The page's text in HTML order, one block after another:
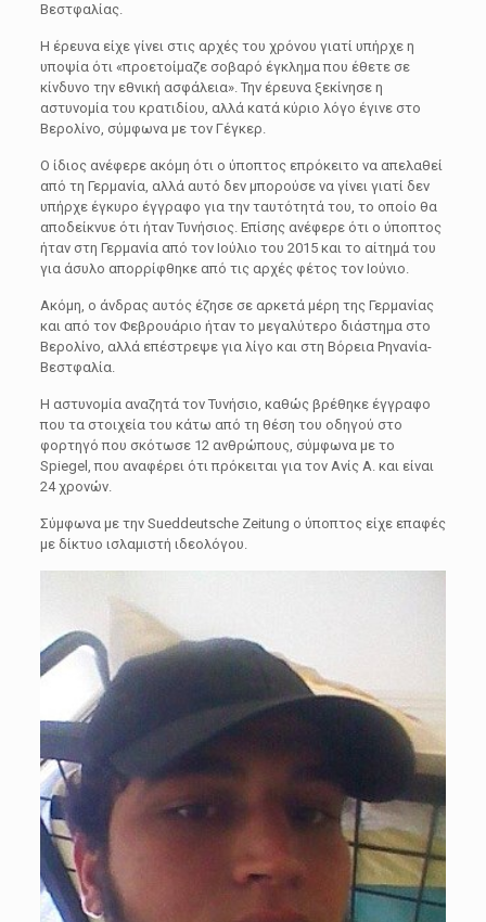
Βεστφαλίας.
Η έρευνα είχε γίνει στις αρχές του χρόνου γιατί υπήρχε η
υποψία ότι «προετοίμαζε σοβαρό έγκλημα που έθετε σε
κίνδυνο την εθνική ασφάλεια». Την έρευνα ξεκίνησε η
αστυνομία του κρατιδίου, αλλά κατά κύριο λόγο έγινε στο
Βερολίνο, σύμφωνα με τον Γέγκερ.
Ο ίδιος ανέφερε ακόμη ότι ο ύποπτος επρόκειτο να απελαθεί
από τη Γερμανία, αλλά αυτό δεν μπορούσε να γίνει γιατί δεν
υπήρχε έγκυρο έγγραφο για την ταυτότητά του, το οποίο θα
αποδείκνυε ότι ήταν Τυνήσιος. Επίσης ανέφερε ότι ο ύποπτος
ήταν στη Γερμανία από τον Ιούλιο του 2015 και το αίτημά του
για άσυλο απορρίφθηκε από τις αρχές φέτος τον Ιούνιο.
Ακόμη, ο άνδρας αυτός έζησε σε αρκετά μέρη της Γερμανίας
και από τον Φεβρουάριο ήταν το μεγαλύτερο διάστημα στο
Βερολίνο, αλλά επέστρεψε για λίγο και στη Βόρεια Ρηνανία-
Βεστφαλία.
Η αστυνομία αναζητά τον Τυνήσιο, καθώς βρέθηκε έγγραφο
που τα στοιχεία του κάτω από τη θέση του οδηγού στο
φορτηγό που σκότωσε 12 ανθρώπους, σύμφωνα με το
Spiegel, που αναφέρει ότι πρόκειται για τον Ανίς Α. και είναι
24 χρονών.
Σύμφωνα με την Sueddeutsche Zeitung ο ύποπτος είχε επαφές
με δίκτυο ισλαμιστή ιδεολόγου.